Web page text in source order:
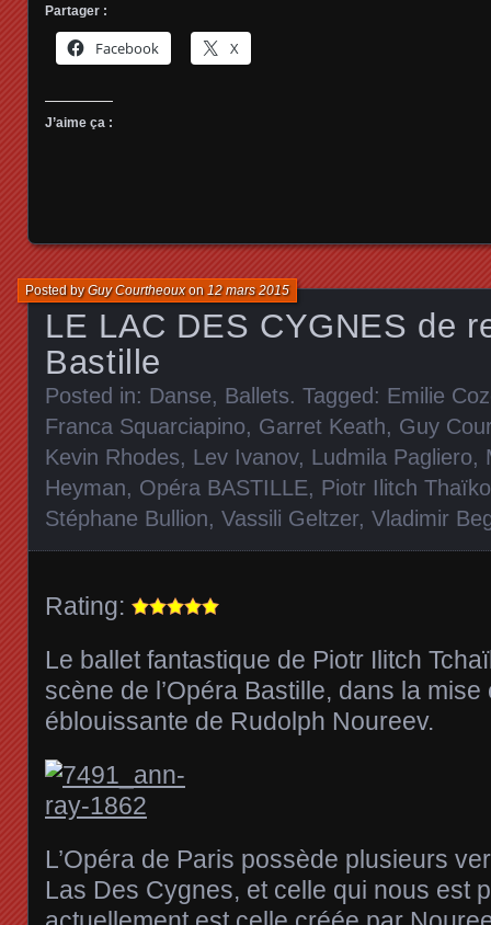
Partager :
Facebook X
J’aime ça :
LE LAC DES CYGNES de
Bastille
Posted byGuy Courtheouxon12 mars 2015
Posted in: Danse, Ballets. Tagged: Emilie
Franca Squarciapino, Garret Keath, Guy
Kevin Rhodes, Lev Ivanov, Ludmila Pagliero,
Heyman, Opéra BASTILLE, Piotr Ilitch
Stéphane Bullion, Vassili Geltzer, Vladimir
Rating:
Le ballet fantastique de Piotr Ilitch
scène de l’Opéra Bastille, dans la
éblouissante de Rudolph Noureev.
L’Opéra de Paris possède plusieurs
Las Des Cygnes, et celle qui nous est